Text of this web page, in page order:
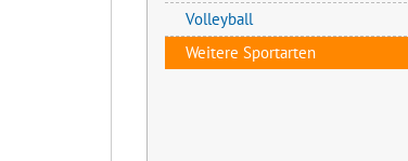
Volleyball
Weitere Sportarten